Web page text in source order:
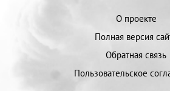
О проекте
Полная версия
Обратная связь
Пользовательское